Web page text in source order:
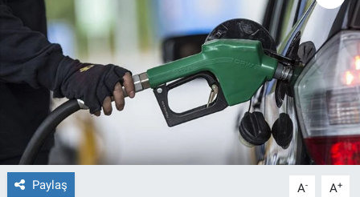
Paylaş A- A+
Eğlence
Ekonomi
Forum
Gerçeğin İzinde
Gün Başlıyor